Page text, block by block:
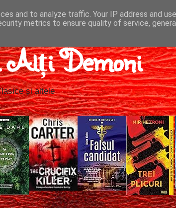
Alți Demoni
și altele
and to analyze traffic. Your IP address and
metrics to ensure quality of service,